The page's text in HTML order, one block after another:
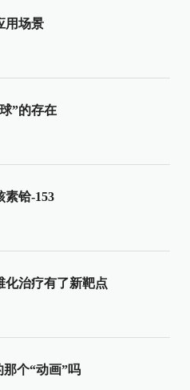
用场景
”的存在
素铪-153
化治疗有了新靶点
个“动画”吗